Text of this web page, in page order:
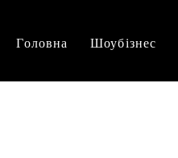
Головна Шоубізнес